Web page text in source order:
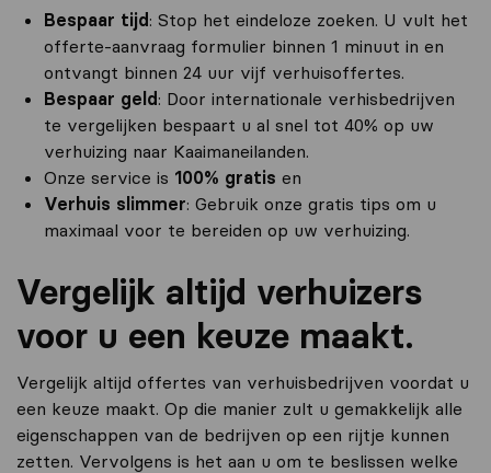
Bespaar tijd : Stop het eindeloze zoeken. U vult het
offerte-aanvraag formulier binnen 1 minuut in en
ontvangt binnen 24 uur vijf verhuisoffertes.
Bespaar geld : Door internationale verhisbedrijven
te vergelijken bespaart u al snel tot 40% op uw
verhuizing naar Kaaimaneilanden.
Onze service is 100% gratis en
Verhuis slimmer: Gebruik onze gratis tips om u
maximaal voor te bereiden op uw verhuizing.
Vergelijk altijd verhuizers
voor u een keuze maakt.
Vergelijk altijd offertes van verhuisbedrijven voordat u
een keuze maakt. Op die manier zult u gemakkelijk alle
eigenschappen van de bedrijven op een rijtje kunnen
zetten. Vervolgens is het aan u om te beslissen welke